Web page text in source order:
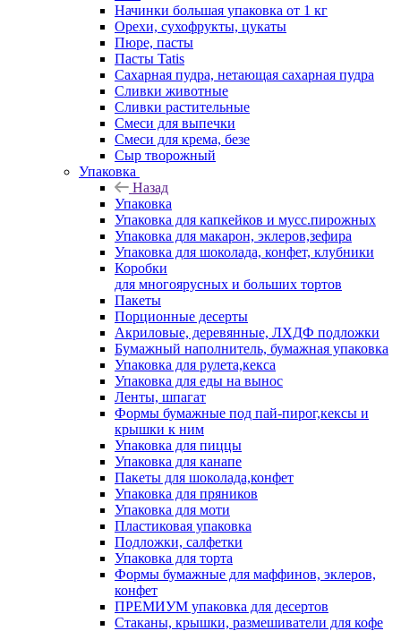
Начинки большая упаковка от 1 кг
Орехи, сухофрукты, цукаты
Пюре, пасты
Пасты Tatis
Сахарная пудра, нетающая сахарная пудра
Сливки животные
Сливки растительные
Смеси для выпечки
Смеси для крема, безе
Сыр творожный
Упаковка
Назад
Упаковка
Упаковка для капкейков и мусс.пирожных
Упаковка для макарон, эклеров,зефира
Упаковка для шоколада, конфет, клубники
Коробки
для многоярусных и больших тортов
Пакеты
Порционные десерты
Акриловые, деревянные, ЛХДФ подложки
Бумажный наполнитель, бумажная упаковка
Упаковка для рулета,кекса
Упаковка для еды на вынос
Ленты, шпагат
Формы бумажные под пай-пирог,кексы и
крышки к ним
Упаковка для пиццы
Упаковка для канапе
Пакеты для шоколада,конфет
Упаковка для пряников
Упаковка для моти
Пластиковая упаковка
Подложки, салфетки
Упаковка для торта
Формы бумажные для маффинов, эклеров,
конфет
ПРЕМИУМ упаковка для десертов
Стаканы, крышки, размешиватели для кофе